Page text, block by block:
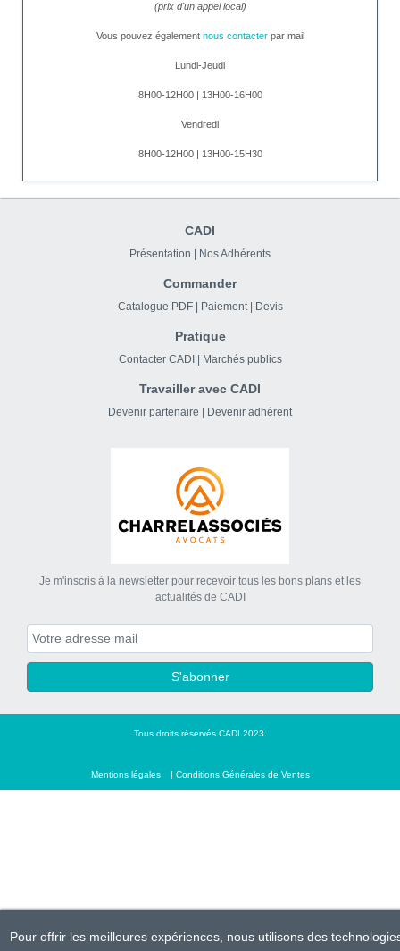
(prix d'un appel local)
Vous pouvez également nous contacterpar mail
Lundi-Jeudi
8H00-12H00 | 13H00-16H00
Vendredi
8H00-12H00 | 13H00-15H30
CADI
Présentation Nos Adhérents
Commander
Catalogue PDF Paiement Devis
Pratique
Contacter CADI Marchés publics
Travailler avec CADI
Devenir partenaire Devenir adhérent
Je m'inscris à la newsletter pour recevoir tous les bons plans et les
actualités de CADI
S'abonner
Tous droits réservés CADI 2023.
Mentions légales Conditions Générales de Ventes
Pour offrir les meilleures expériences, nous utilisons des